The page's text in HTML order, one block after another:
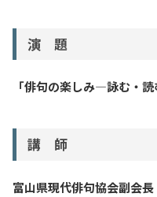
演 題
「俳句の楽しみ―詠む・
講 師
富山県現代俳句協会副会